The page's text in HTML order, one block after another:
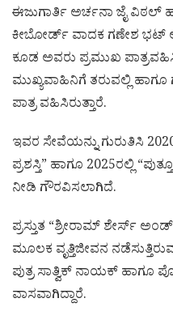
ಈಜುಗಾರ್ತಿ ಅರ್ಚನಾ ಜೈ ವಿಠಲ್
ಕೀಬೋರ್ಡ್ ವಾದಕ ಗಣೇಶ ಭಟ್
ಕೂಡ ಅವರು ಪ್ರಮುಖ
ಮುಖ್ಯವಾಹಿನಿಗೆ ತರುವಲ್ಲಿ
ಪಾತ್ರ ವಹಿಸಿರುತ್ತಾರೆ.
ಇವರ ಸೇವೆಯನ್ನು ಗುರುತಿಸಿ
ಪ್ರಶಸ್ತಿ” ಹಾಗೂ 2025ರಲ್ಲಿ
ನೀಡಿ ಗೌರವಿಸಲಾಗಿದೆ.
ಪ್ರಸ್ತುತ “ಶ್ರೀರಾಮ್ ಶೇರ್ಸ್
ಮೂಲಕ ವೃತ್ತಿಜೀವನ
ಪುತ್ರ ಸಾತ್ವಿಕ್ ನಾಯಕ್ ಹಾಗೂ
ವಾಸವಾಗಿದ್ದಾರೆ.